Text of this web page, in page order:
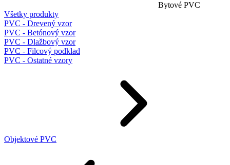
Bytové PVC
Všetky produkty
PVC - Drevený vzor
PVC - Betónový vzor
PVC - Dlažbový vzor
PVC - Filcový podklad
PVC - Ostatné vzory
Objektové PVC